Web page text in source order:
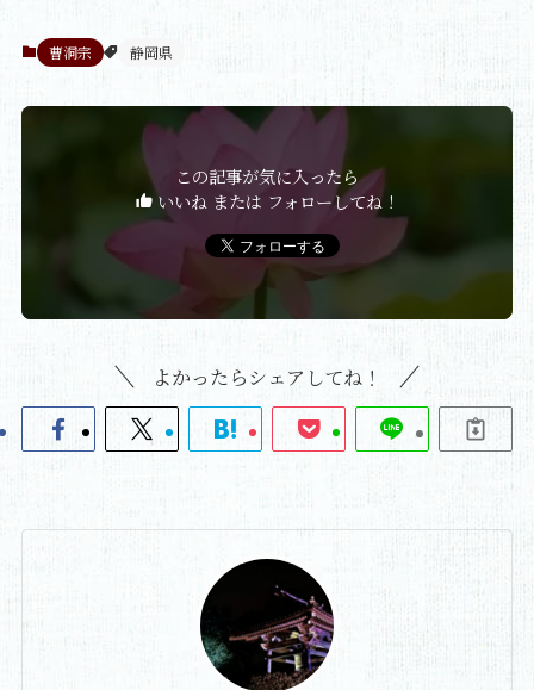
曹洞宗 静岡県
この記事が気に入ったら
いいね または フォローしてね！
よかったらシェアしてね！